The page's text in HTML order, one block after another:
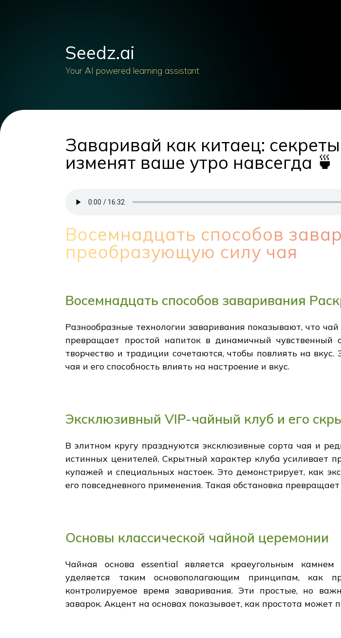
Seedz.ai
Your AI powered learning assistant
Заваривай как китаец:
изменят ваше утро навсегда 🍵
Восемнадцать способов
преобразующую силу чая
Восемнадцать способов заваривания
Разнообразные технологии заваривания показывают, что
превращает простой напиток в динамичный чувственный
творчество и традиции сочетаются, чтобы повлиять на
чая и его способность влиять на настроение и вкус.
Эксклюзивный VIP-чайный клуб и его
В элитном кругу празднуются эксклюзивные сорта чая и
истинных ценителей. Скрытный характер клуба усиливает
купажей и специальных настоек. Это демонстрирует, как
его повседневного применения. Такая обстановка
Основы классической чайной церемонии
Чайная основа essential является краеугольным
уделяется таким основополагающим принципам, как
контролируемое время заваривания. Эти простые, но
заварок. Акцент на основах показывает, как простота может